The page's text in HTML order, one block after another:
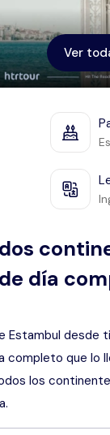
Ver
día
Estambul desde
completo que lo
los